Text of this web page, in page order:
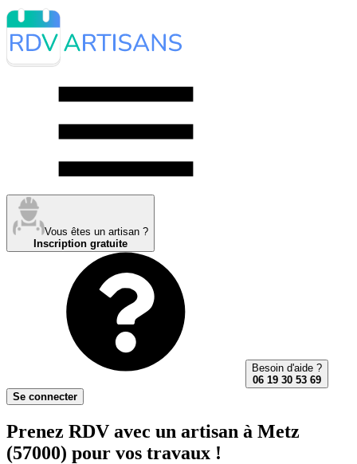
Vous êtes un artisan ?
Inscription gratuite
Besoin d'aide ?
06 19 30 53 69
Se connecter
Prenez RDV avec un artisan à Metz
(57000) pour vos travaux !